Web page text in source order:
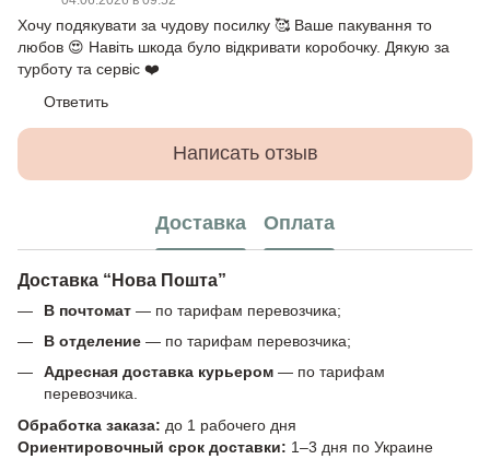
Хочу подякувати за чудову посилку 🥰 Ваше пакування то
любов 😍 Навіть шкода було відкривати коробочку. Дякую за
турботу та сервіс ❤️
Ответить
Написать отзыв
Доставка Оплата
Доставка “Нова Пошта”
В почтомат — по тарифам перевозчика;
В отделение — по тарифам перевозчика;
Адресная доставка курьером — по тарифам
перевозчика.
Обработка заказа: до 1 рабочего дня
Ориентировочный срок доставки: 1–3 дня по Украине